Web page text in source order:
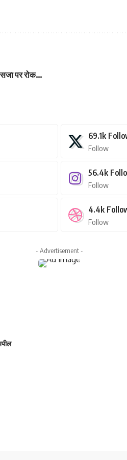
सजा पर रोक…
69.1k
Follow
56.4k
Follow
4.4k
Follow
- Advertisement -